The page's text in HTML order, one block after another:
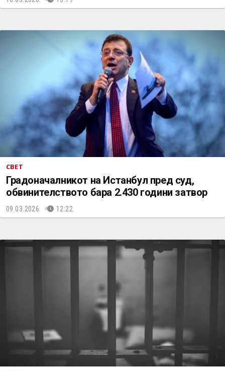
СВЕТ
Градоначалникот на Истанбул пред суд,
обвинителството бара 2.430 години затвор
09.03.2026. 12:22